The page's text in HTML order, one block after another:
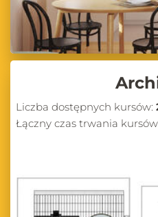
Liczba dostępnych kursów:
Łączny czas trwania